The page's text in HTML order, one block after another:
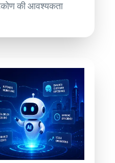
की आवश्यकता